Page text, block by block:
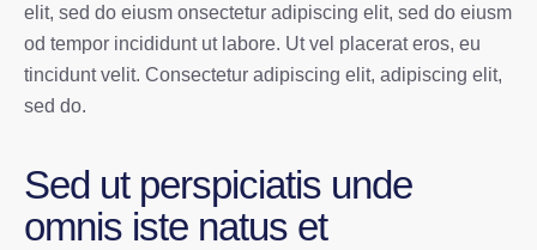
elit, sed do eiusm onsectetur adipiscing elit, sed do eiusm
od tempor incididunt ut labore. Ut vel placerat eros, eu
tincidunt velit. Consectetur adipiscing elit, adipiscing elit,
sed do.
Sed ut perspiciatis unde
omnis iste natus et